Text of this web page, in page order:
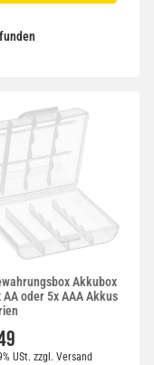
Akkubox
oder 5x AAA Akkus
USt. zzgl. Versand